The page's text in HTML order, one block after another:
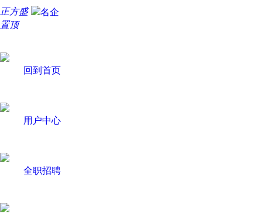
正方盛
置顶
回到首页
用户中心
全职招聘